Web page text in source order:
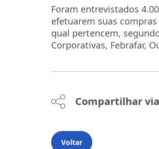
Foram entrevistados
efetuarem suas
qual pertencem,
Corporativas, Febrafar,
Compartilhar
Voltar